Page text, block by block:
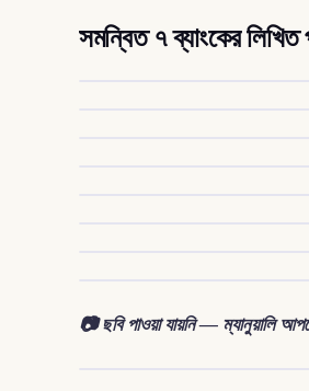
সমন্বিত ৭ ব্যাংকের
📷 ছবি পাওয়া যায়নি —